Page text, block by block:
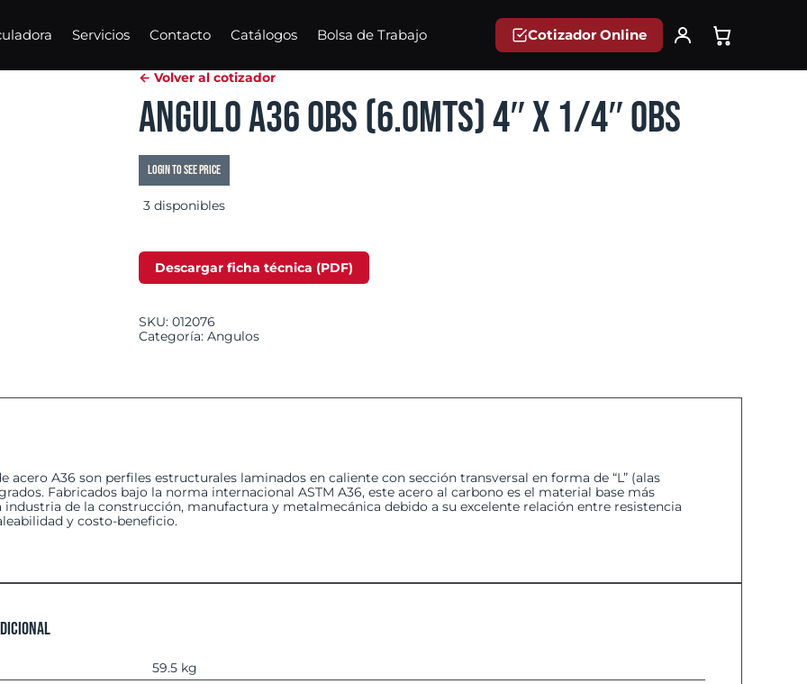
← Volver al cotizador
Angulo A36 OBS (6.0mts) 4″ x 1/4″ OBS
Login to see price
3 disponibles
Descargar ficha técnica (PDF)
SKU: 012076
Categoría: Angulos
acero A36 son perfiles estructurales laminados en caliente con sección transversal en forma de “L” (alas
Fabricados bajo la norma internacional ASTM A36, este acero al carbono es el material base más
industria de la construcción, manufactura y metalmecánica debido a su excelente relación entre resistencia
y costo-beneficio.
59.5 kg
Servicios Contacto Catálogos Bolsa de Trabajo Cotizador Online